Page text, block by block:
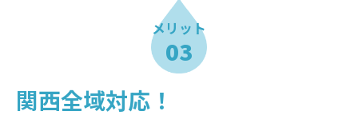
メリット
03
関西全域対応！